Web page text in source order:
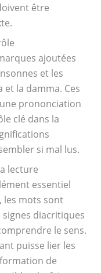
être
ajoutées
et les
et la damma. Ces
prononciation
clé dans la
si mal lus.
lecture
essentiel
les mots sont
diacritiques
le sens.
puisse lier les
de